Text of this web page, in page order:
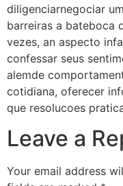
diligenciarnegociar
barreiras a bateboca
vezes, an aspecto
confessar seus
alemde
cotidiana, oferecer
que resolucoes
Leave a
Your email address